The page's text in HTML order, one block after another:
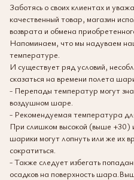
Заботясь о своих клиентах и
качественный товар, магазин
возврата и обмена
Напоминаем, что мы надуваем
температуре.
И существует ряд условий,
сказаться на времени полета
- Перепады температур могут
воздушном шаре.
- Рекомендуемая температура
При слишком высокой (выше +30)
шарики могут лопнуть или же их
сократиться.
- Также следует избегать
осадков на поверхность